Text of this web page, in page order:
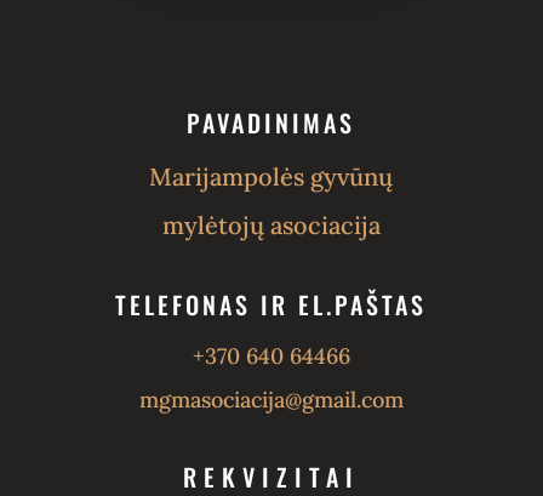
PAVADINIMAS
Marijampolės gyvūnų
mylėtojų asociacija
TELEFONAS IR EL.PAŠTAS
+370 640 64466
mgmasociacija@gmail.com
REKVIZITAI